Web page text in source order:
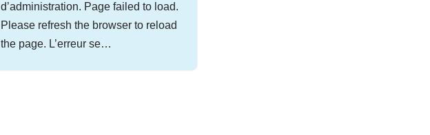
d’administration. Page failed to load.
Please refresh the browser to reload
the page. L’erreur se…